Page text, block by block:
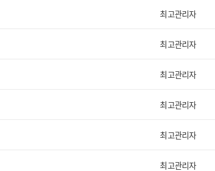
최고관리자
최고관리자
최고관리자
최고관리자
최고관리자
최고관리자